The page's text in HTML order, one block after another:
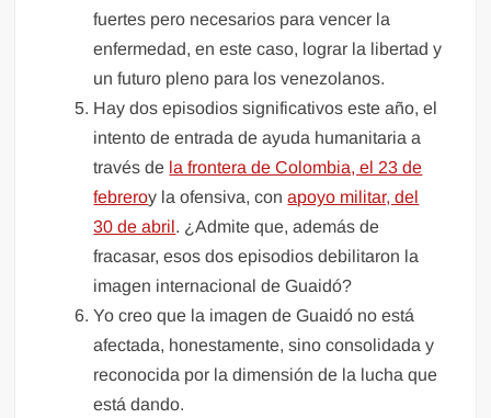
fuertes pero necesarios para vencer la
enfermedad, en este caso, lograr la libertad y
un futuro pleno para los venezolanos.
Hay dos episodios significativos este año, el
intento de entrada de ayuda humanitaria a
través de la frontera de Colombia, el 23 de
febreroy la ofensiva, conapoyo militar, del
30 de abril. ¿Admite que, además de
fracasar, esos dos episodios debilitaron la
imagen internacional de Guaidó?
Yo creo que la imagen de Guaidó no está
afectada, honestamente, sino consolidada y
reconocida por la dimensión de la lucha que
está dando.